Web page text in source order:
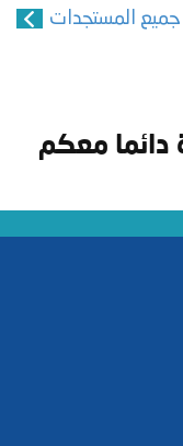
جميع المستجدات
دائما معكم